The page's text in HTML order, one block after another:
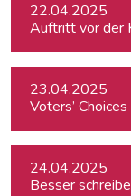
22.04.2025
Auftritt vor der
23.04.2025
Voters’
24.04.2025
Besser